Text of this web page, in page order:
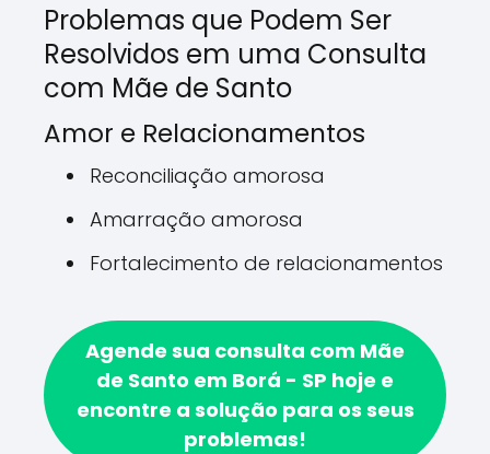
Problemas que Podem Ser
Resolvidos em uma Consulta
com Mãe de Santo
Amor e Relacionamentos
Reconciliação amorosa
Amarração amorosa
Fortalecimento de relacionamentos
Agende sua consulta com Mãe
de Santo em Borá - SP hoje e
encontre a solução para os seus
problemas!